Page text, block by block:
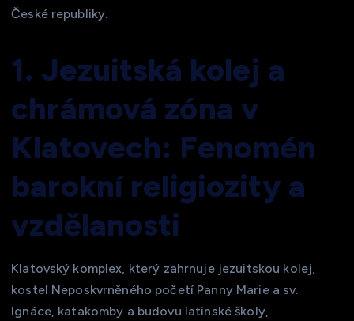
České republiky.
1. Jezuitská kolej a
chrámová zóna v
Klatovech: Fenomén
barokní religiozity a
vzdělanosti
Klatovský komplex, který zahrnuje jezuitskou kolej,
kostel Neposkvrněného početí Panny Marie a sv.
Ignáce, katakomby a budovu latinské školy,